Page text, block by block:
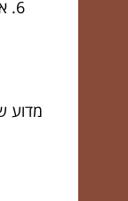
מדוע